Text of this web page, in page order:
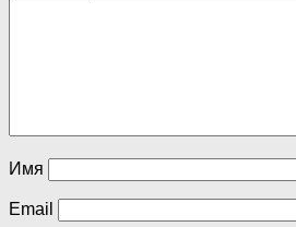
Имя
Email